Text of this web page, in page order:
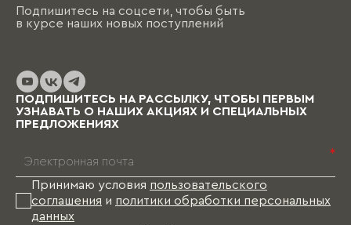
Подпишитесь на соцсети, чтобы быть
в курсе наших новых поступлений
ПОДПИШИТЕСЬ НА РАССЫЛКУ, ЧТОБЫ ПЕРВЫМ
УЗНАВАТЬ О НАШИХ АКЦИЯХ И СПЕЦИАЛЬНЫХ
ПРЕДЛОЖЕНИЯХ
*
Принимаю условия пользовательского
соглашения и политики обработки персональных
данных